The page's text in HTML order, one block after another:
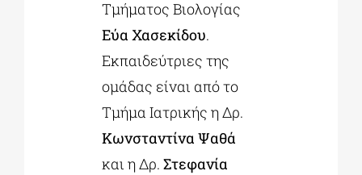
Τμήματος Βιολογίας
Εύα Χασεκίδου.
Εκπαιδεύτριες της
ομάδας είναι από το
Τμήμα Ιατρικής η Δρ.
Κωνσταντίνα Ψαθά
και η Δρ. Στεφανία